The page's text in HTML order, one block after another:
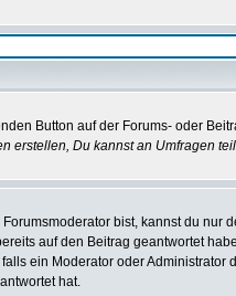
Button auf der Forums- oder
erstellen, Du kannst an Umfragen
bist, kannst du
auf den Beitrag geantwortet
ein Moderator oder
hat.